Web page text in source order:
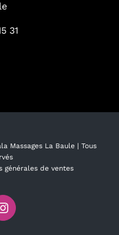
31
Massages La Baule| Tous
générales de ventes
Instagram